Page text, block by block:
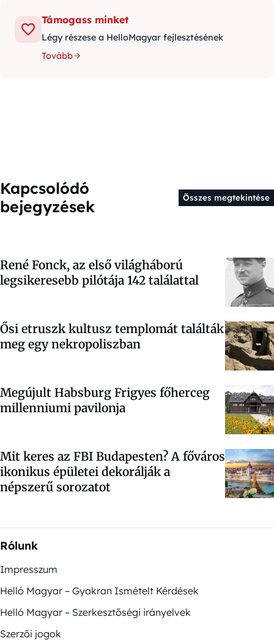
Támogass minket
Légy részese a HelloMagyar fejlesztésének
Tovább
Kapcsolódó
bejegyzések
Összes megtekintése
René Fonck, az első világháború
legsikeresebb pilótája 142 találattal
Ősi etruszk kultusz templomát találták
meg egy nekropoliszban
Megújult Habsburg Frigyes főherceg
millenniumi pavilonja
Mit keres az FBI Budapesten? A főváros
ikonikus épületei dekorálják a
népszerű sorozatot
Rólunk
Impresszum
Helló Magyar – Gyakran Ismételt Kérdések
Helló Magyar – Szerkesztőségi irányelvek
Szerzői jogok